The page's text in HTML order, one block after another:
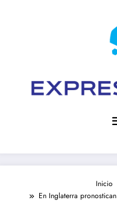
Inicio
En Inglaterra